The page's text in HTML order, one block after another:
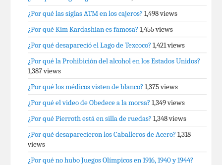
¿Por qué las siglas ATM en los cajeros? 1,498 views
¿Por qué Kim Kardashian es famosa? 1,455 views
¿Por qué desapareció el Lago de Texcoco? 1,421 views
¿Por qué la Prohibición del alcohol en los Estados Unidos?
1,387 views
¿Por qué los médicos visten de blanco? 1,375 views
¿Por qué el video de Obedece a la morsa? 1,349 views
¿Por qué Pierroth está en silla de ruedas? 1,348 views
¿Por qué desaparecieron los Caballeros de Acero? 1,318
views
¿Por qué no hubo Juegos Olímpicos en 1916, 1940 y 1944?